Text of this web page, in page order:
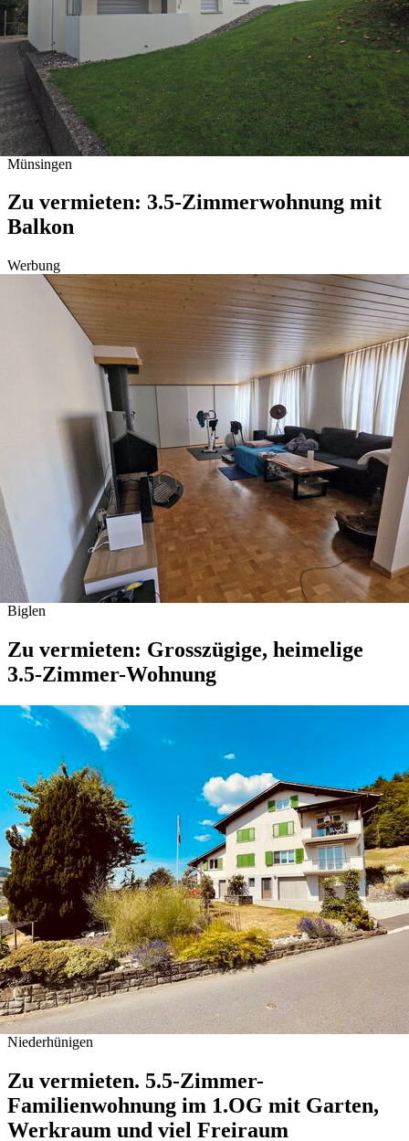
Münsingen
Zu vermieten: 3.5-Zimmerwohnung mit
Balkon
Werbung
Biglen
Zu vermieten: Grosszügige, heimelige
3.5-Zimmer-Wohnung
Niederhünigen
Zu vermieten. 5.5-Zimmer-
Familienwohnung im 1.OG mit Garten,
Werkraum und viel Freiraum